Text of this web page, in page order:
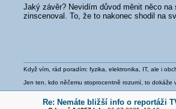
Jaký závěr? Nevidím důvod měnit něco
zinscenoval. To, že to nakonec shodil na
Když vím, rád poradím: fyzika, elektronika, IT, ale i
Jen ten, kdo něčemu stoprocentně rozumí, to dokáže
Re: Nemáte bližší info o reportáži